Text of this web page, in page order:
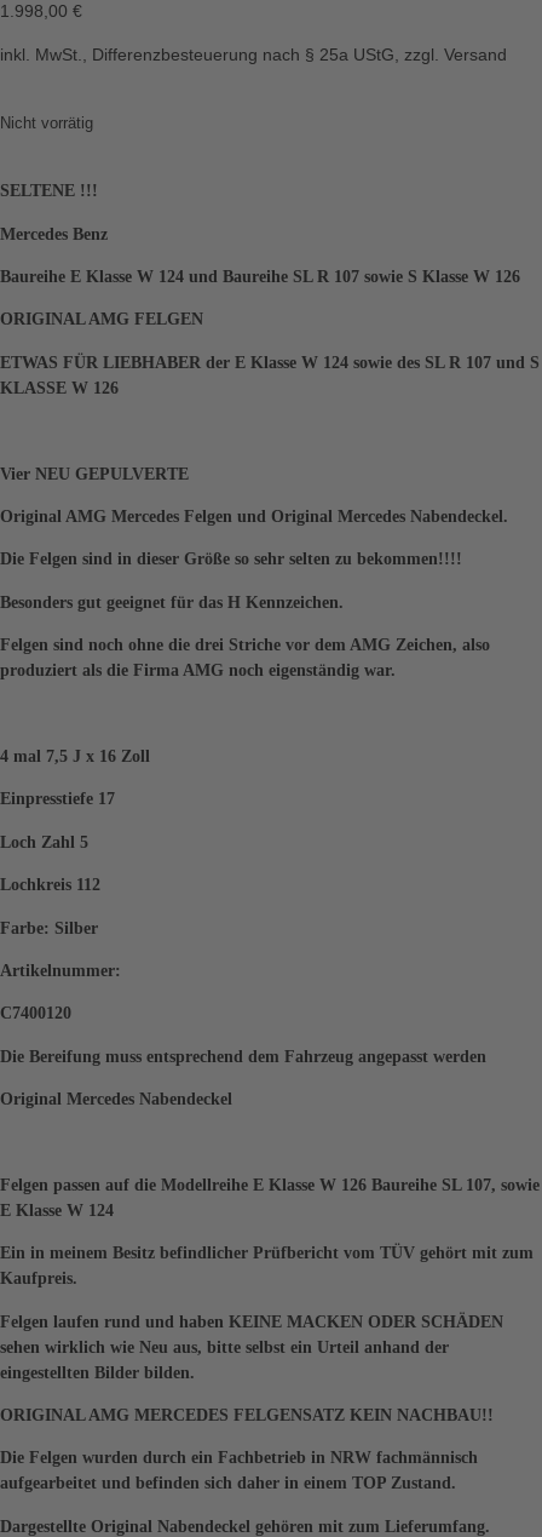
1.998,00 €
inkl. MwSt., Differenzbesteuerung nach § 25a UStG, zzgl. Versand
Nicht vorrätig
SELTENE !!!
Mercedes Benz
Baureihe E Klasse W 124 und Baureihe SL R 107 sowie S Klasse W 126
ORIGINAL AMG FELGEN
ETWAS FÜR LIEBHABER der E Klasse W 124 sowie des SL R 107 und S
KLASSE W 126
Vier NEU GEPULVERTE
Original AMG Mercedes Felgen und Original Mercedes Nabendeckel.
Die Felgen sind in dieser Größe so sehr selten zu bekommen!!!!
Besonders gut geeignet für das H Kennzeichen.
Felgen sind noch ohne die drei Striche vor dem AMG Zeichen, also
produziert als die Firma AMG noch eigenständig war.
4 mal 7,5 J x 16 Zoll
Einpresstiefe 17
Loch Zahl 5
Lochkreis 112
Farbe: Silber
Artikelnummer:
C7400120
Die Bereifung muss entsprechend dem Fahrzeug angepasst werden
Original Mercedes Nabendeckel
Felgen passen auf die Modellreihe E Klasse W 126 Baureihe SL 107, sowie
E Klasse W 124
Ein in meinem Besitz befindlicher Prüfbericht vom TÜV gehört mit zum
Kaufpreis.
Felgen laufen rund und haben KEINE MACKEN ODER SCHÄDEN
sehen wirklich wie Neu aus, bitte selbst ein Urteil anhand der
eingestellten Bilder bilden.
ORIGINAL AMG MERCEDES FELGENSATZ KEIN NACHBAU!!
Die Felgen wurden durch ein Fachbetrieb in NRW fachmännisch
aufgearbeitet und befinden sich daher in einem TOP Zustand.
Dargestellte Original Nabendeckel gehören mit zum Lieferumfang.